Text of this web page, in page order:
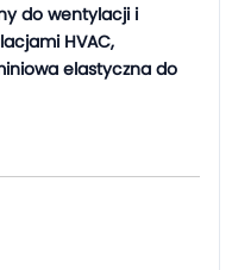
do wentylacji i
HVAC,
elastyczna do